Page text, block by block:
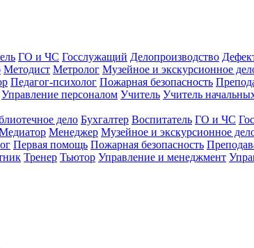
ГО и ЧС Госслужащий Делопроизводство
Методист Метролог Музейное и экскурсионное
Педагог-психолог Пожарная безопасность
Управление персоналом Учитель Учитель
дело Бухгалтер Воспитатель ГО и ЧС
Менеджер Музейное и экскурсионное
Первая помощь Пожарная безопасность
Тренер Тьютор Управление и менеджмент